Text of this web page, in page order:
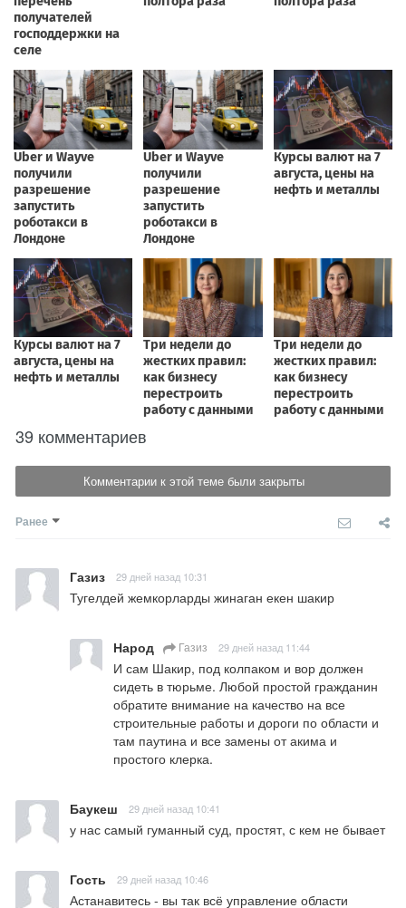
39 комментариев
Комментарии к этой теме были закрыты
Ранее
Газиз 29 дней назад 10:31
Тугелдей жемкорларды жинаган екен шакир
Народ Газиз 29 дней назад 11:44
И сам Шакир, под колпаком и вор должен
сидеть в тюрьме. Любой простой гражданин
обратите внимание на качество на все
строительные работы и дороги по области и
там паутина и все замены от акима и
простого клерка.
Баукеш 29 дней назад 10:41
у нас самый гуманный суд, простят, с кем не бывает
Гость 29 дней назад 10:46
Астанавитесь - вы так всё управление области